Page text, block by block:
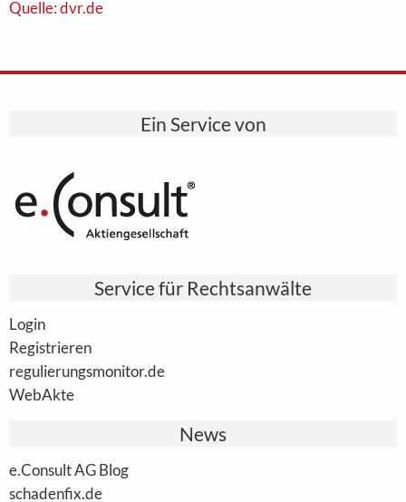
Quelle: dvr.de
Ein Service von
Service für Rechtsanwälte
Login
Registrieren
regulierungsmonitor.de
WebAkte
News
e.Consult AG Blog
schadenfix.de